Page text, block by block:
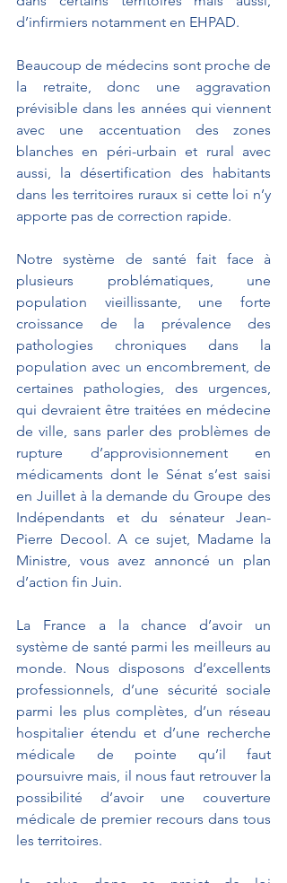
d’infirmiers notamment en EHPAD.
Beaucoup de médecins sont proche de
la retraite, donc une aggravation
prévisible dans les années qui viennent
avec une accentuation des zones
blanches en péri-urbain et rural avec
aussi, la désertification des habitants
dans les territoires ruraux si cette loi n’y
apporte pas de correction rapide.
Notre système de santé fait face à
plusieurs problématiques, une
population vieillissante, une forte
croissance de la prévalence des
pathologies chroniques dans la
population avec un encombrement, de
certaines pathologies, des urgences,
qui devraient être traitées en médecine
de ville, sans parler des problèmes de
rupture d’approvisionnement en
médicaments dont le Sénat s’est saisi
en Juillet à la demande du Groupe des
Indépendants et du sénateur Jean-
Pierre Decool. A ce sujet, Madame la
Ministre, vous avez annoncé un plan
d’action fin Juin.
La France a la chance d’avoir un
système de santé parmi les meilleurs au
monde. Nous disposons d’excellents
professionnels, d’une sécurité sociale
parmi les plus complètes, d’un réseau
hospitalier étendu et d’une recherche
médicale de pointe qu’il faut
poursuivre mais, il nous faut retrouver la
possibilité d’avoir une couverture
médicale de premier recours dans tous
les territoires.